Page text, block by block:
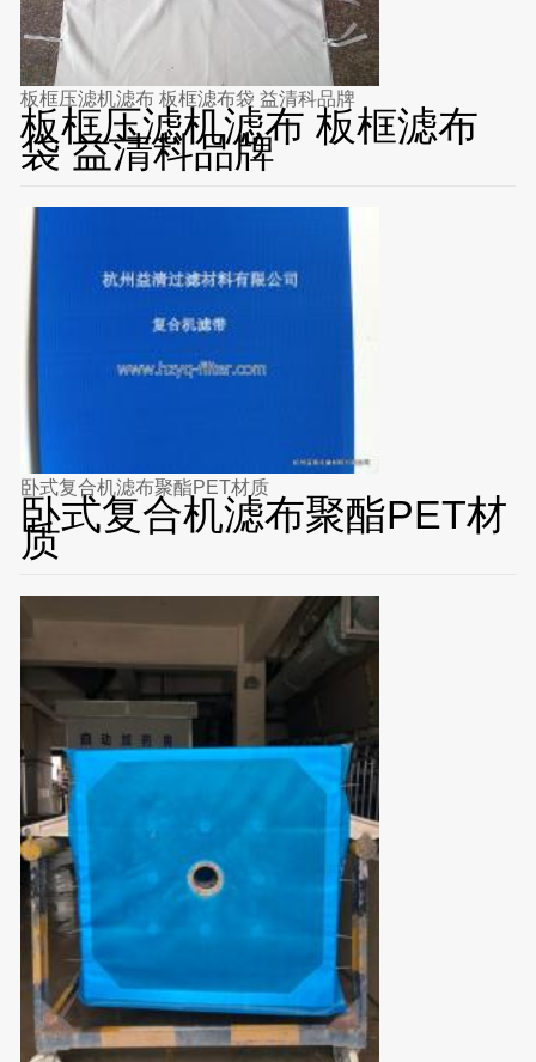
板框压滤机滤布 板框滤布袋 益清科品牌
板框压滤机滤布 板框滤布
袋 益清科品牌
卧式复合机滤布聚酯PET材质
卧式复合机滤布聚酯PET材
质